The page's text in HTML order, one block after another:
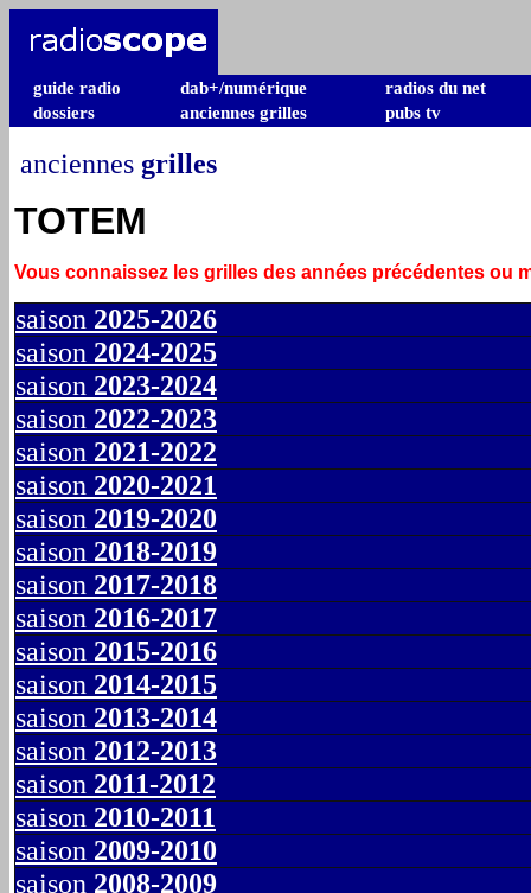
guide radio dab+/numérique
radios du net
dossiers
anciennes grilles pubs tv
anciennes grilles
TOTEM
Vous connaissez les grilles des années précédentes ou
saison 2025-2026
saison 2024-2025
saison 2023-2024
saison 2022-2023
saison 2021-2022
saison 2020-2021
saison 2019-2020
saison 2018-2019
saison 2017-2018
saison 2016-2017
saison 2015-2016
saison 2014-2015
saison 2013-2014
saison 2012-2013
saison 2011-2012
saison 2010-2011
saison 2009-2010
saison 2008-2009